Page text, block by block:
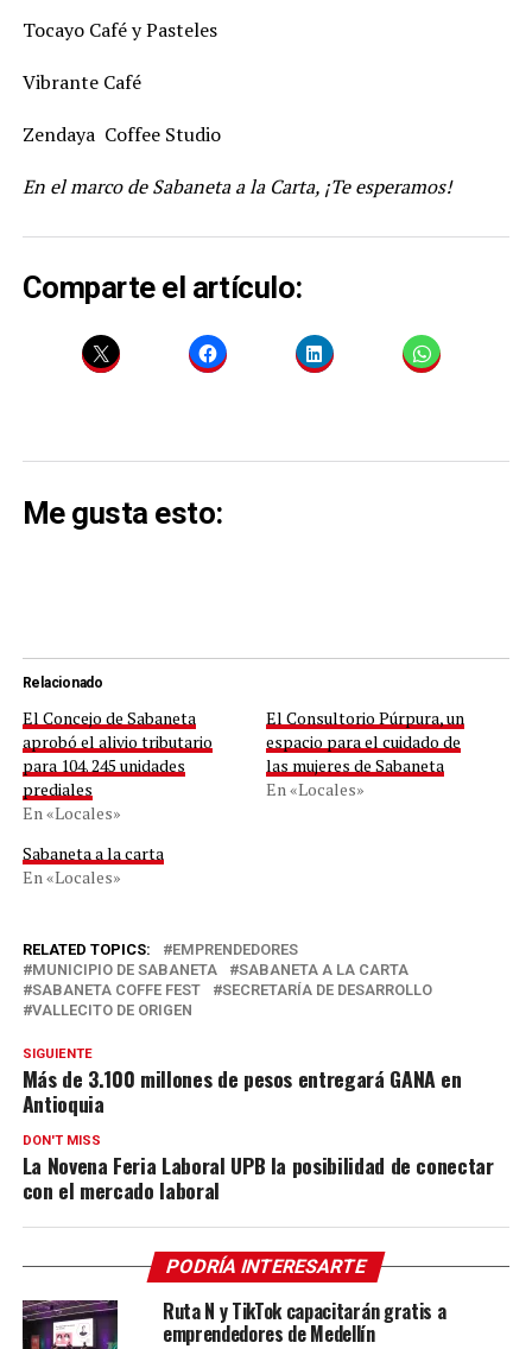
Tocayo Café y Pasteles
Vibrante Café
Zendaya Coffee Studio
En el marco de Sabaneta a la Carta, ¡Te esperamos!
Comparte el artículo:
Me gusta esto:
Relacionado
El Concejo de Sabaneta
aprobó el alivio tributario
para 104. 245 unidades
prediales
En «Locales»
El Consultorio Púrpura, un
espacio para el cuidado de
las mujeres de Sabaneta
En «Locales»
Sabaneta a la carta
En «Locales»
RELATED TOPICS:
EMPRENDEDORES
MUNICIPIO DE SABANETA
SABANETA A LA CARTA
SABANETA COFFE FEST
SECRETARÍA DE DESARROLLO
VALLECITO DE ORIGEN
SIGUIENTE
Más de 3.100 millones de pesos entregará GANA en
Antioquia
DON'T MISS
La Novena Feria Laboral UPB la posibilidad de conectar
con el mercado laboral
PODRÍA INTERESARTE
Ruta N y TikTok capacitarán gratis a
emprendedores de Medellín